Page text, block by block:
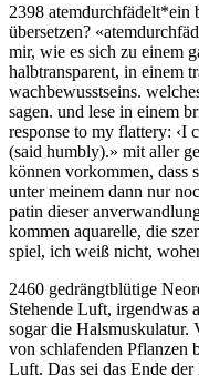
2398 atemdurchfädelt*ein
übersetzen?
mir, wie es sich zu einem
halbtransparent, in einem
wachbewusstseins.
sagen. und lese in einem
response to my flattery: ‹I
(said humbly).» mit aller
können vorkommen, dass
unter meinem dann nur
patin dieser
kommen aquarelle, die
spiel, ich weiß nicht,
2460 gedrängtblütige
Stehende Luft, irgendwas
sogar die Halsmuskulatur.
von schlafenden Pflanzen
Luft. Das sei das Ende der